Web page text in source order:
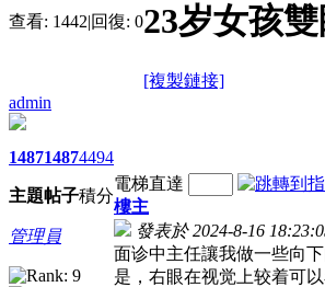
查看: 1442|回復: 023岁女孩
[複製鏈接]
admin
1487
主題
1487
帖子
4494
積分
管理員
電梯直達
樓主
發表於 2024-8-16
面诊中主任讓我做一些向下
是，右眼在视觉上较着可